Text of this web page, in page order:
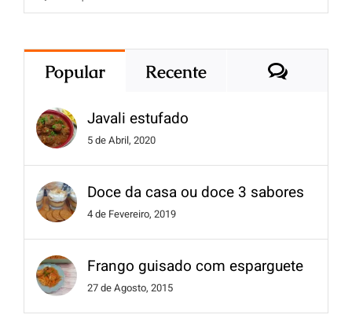
Popular Recente
Javali estufado
5 de Abril, 2020
Doce da casa ou doce 3 sabores
4 de Fevereiro, 2019
Frango guisado com esparguete
27 de Agosto, 2015